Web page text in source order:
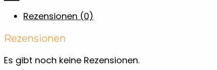
Rezensionen (0)
Rezensionen
Es gibt noch keine Rezensionen.